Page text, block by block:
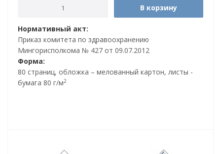
В корзину
Нормативный акт:
Приказ комитета по здравоохранению
Мингорисполкома № 427 от 09.07.2012
Форма:
80 страниц, обложка – мелованный картон, листы -
бумага 80 г/м2